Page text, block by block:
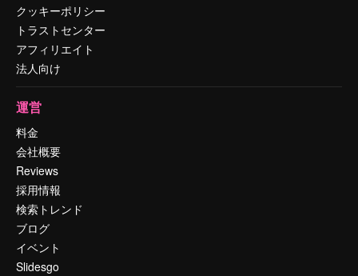
クッキーポリシー
トラストセンター
アフィリエイト
法人向け
運営
料金
会社概要
Reviews
採用情報
検索トレンド
ブログ
イベント
Slidesgo